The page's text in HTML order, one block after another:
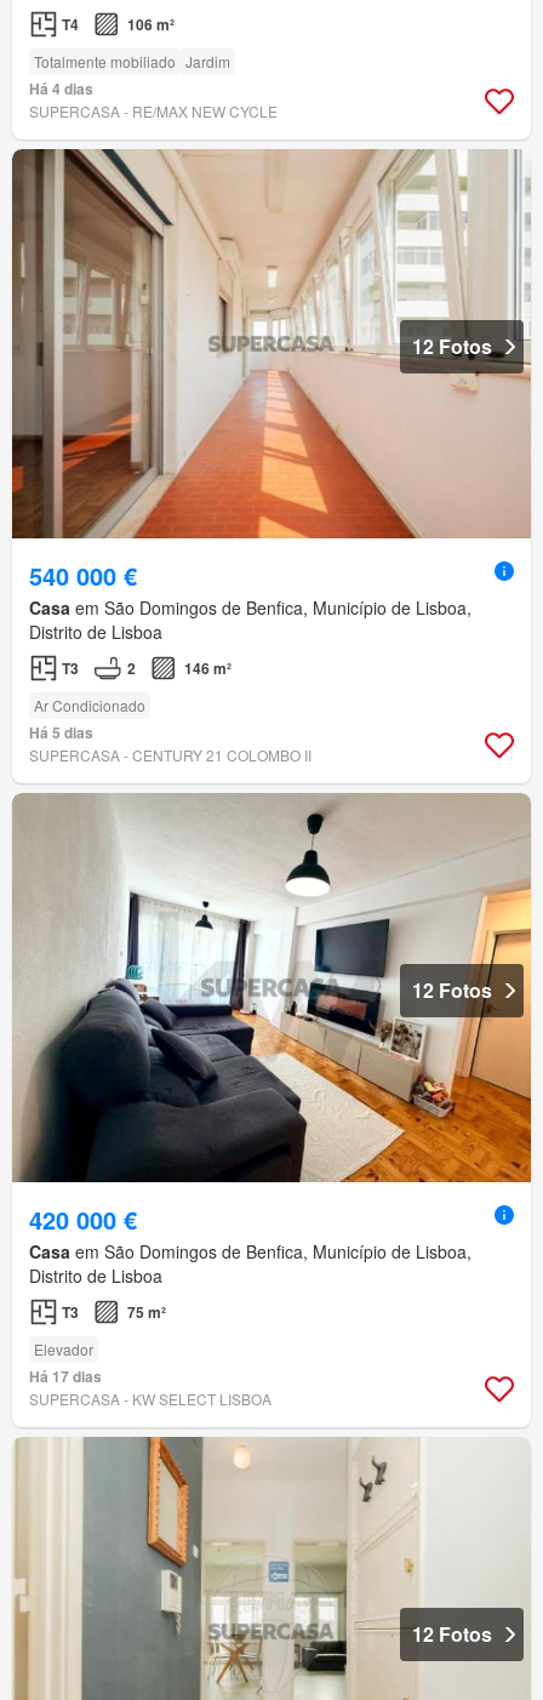
T4 106 m²
Totalmente mobiliado Jardim
Há 4 dias
SUPERCASA - RE/MAX NEW CYCLE
12 Fotos
540 000 €
Casa em São Domingos de Benfica, Município de Lisboa,
Distrito de Lisboa
T3 2 146 m²
Ar Condicionado
Há 5 dias
SUPERCASA - CENTURY 21 COLOMBO II
12 Fotos
420 000 €
Casa em São Domingos de Benfica, Município de Lisboa,
Distrito de Lisboa
T3 75 m²
Elevador
Há 17 dias
SUPERCASA - KW SELECT LISBOA
12 Fotos